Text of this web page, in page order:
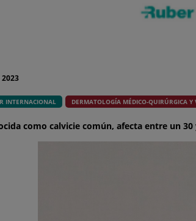
INTERNACIONAL DERMATOLOGÍA MÉDICO-QUIRÚRGICA Y
como calvicie común, afecta entre un